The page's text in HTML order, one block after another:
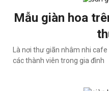
Mẫu giàn hoa
Là nơi thư giãn nhâm nhi
các thành viên trong gia đình